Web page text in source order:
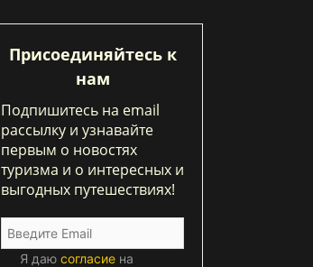
Присоединяйтесь к
нам
Подпишитесь на email
рассылку и узнавайте
первым о новостях
туризма и о интересных и
выгодных путешествиях!
Я даю согласие на